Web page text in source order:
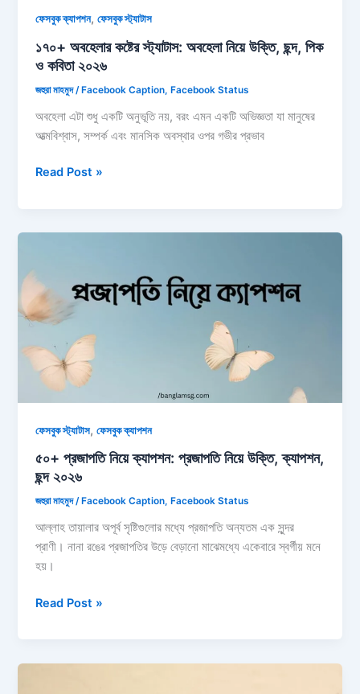
ফেসবুক ক্যাপশন,ফেসবুক স্ট্যাটাস
১৭০+ অবহেলার কষ্টের স্ট্যাটাস: অবহেলা নিয়ে উক্তি, ছন্দ, পিক
ও কবিতা ২০২৬
জহুরা মাহমুদ /Facebook Caption,Facebook Status
অবহেলা এটা শুধু একটি অনুভূতি নয়, বরং এমন একটি অভিজ্ঞতা যা মানুষের
আত্মবিশ্বাস, সম্পর্ক এবং মানসিক অবস্থার ওপর গভীর প্রভাব
১৭০+
স্ট্যাটাস:
উক্তি,
ছন্দ,
পিক
ও
কবিতা
২০২৬
Read Post »
ফেসবুক স্ট্যাটাস,ফেসবুক ক্যাপশন
৫০+ প্রজাপতি নিয়ে ক্যাপশন: প্রজাপতি নিয়ে উক্তি, ক্যাপশন,
ছন্দ ২০২৬
জহুরা মাহমুদ/ Facebook Caption, Facebook Status
আল্লাহ তায়ালার অপূর্ব সৃষ্টিগুলোর মধ্যে প্রজাপতি অন্যতম এক সুন্দর
প্রাণী। নানা রঙের প্রজাপতির উড়ে বেড়ানো মাঝেমধ্যে একেবারে স্বর্গীয় মনে
হয়।
৫০+
ক্যাপশন:
Read Post »